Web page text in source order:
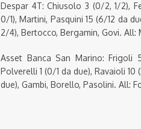
Despar 4T: Chiusolo 3 (0/2, 1/2),
0/1), Martini, Pasquini 15 (6/12 da
2/4), Bertocco, Bergamin, Govi. All:
Asset Banca San Marino: Frigoli
Polverelli 1 (0/1 da due), Ravaioli 10
due), Gambi, Borello, Pasolini. All: